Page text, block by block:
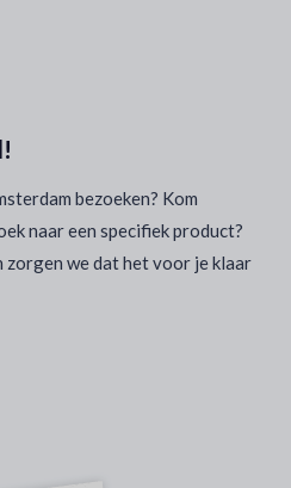
bezoeken? Kom
naar een specifiek product?
zorgen we dat het voor je klaar